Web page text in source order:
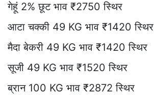
गेहूं 2% छूट भाव ₹2750 स्थिर
आटा चक्की 49 KG भाव ₹1420 स्थिर
मैदा बेकरी 49 KG भाव ₹1420 स्थिर
सूजी 49 KG भाव ₹1520 स्थिर
ब्रान 100 KG भाव ₹2872 स्थिर